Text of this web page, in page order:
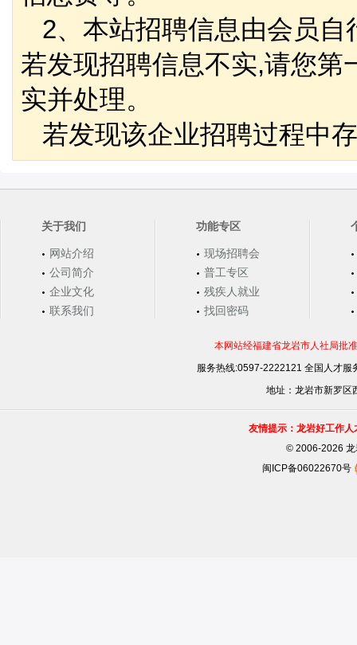
2、本站招聘信息由会员自
若发现招聘信息不实,请您第
实并处理。
若发现该企业招聘过程中
关于我们
网站介绍
公司简介
企业文化
联系我们
功能专区
现场招聘会
普工专区
残疾人就业
找回密码
本网站经福建省龙岩市人社局批
服务热线:0597-2222121 全国人才
地址：龙岩市新罗区
友情提示：龙岩好工作
©2006-2026 龙
闽ICP备06022670号